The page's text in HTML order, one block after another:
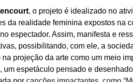
, o projeto é idealizado no
da realidade feminina expostos na
espectador. Assim, manifesta e
possibilitando, com ele, a
projeção da arte como um meio
um espetáculo pensado e